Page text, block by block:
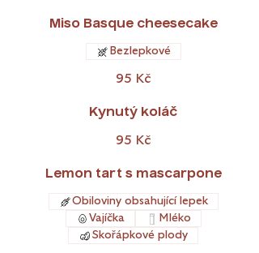
Miso Basque cheesecake
95 Kč
Bezlepkové
Kynutý koláč
95 Kč
Lemon tart s mascarpone
Obiloviny obsahující lepek
Vajíčka
Mléko
Skořápkové plody